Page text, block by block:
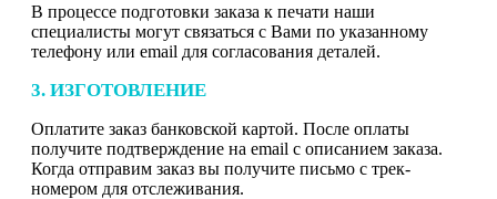
В процессе подготовки заказа к печати наши
специалисты могут связаться с Вами по указанному
телефону или email для согласования деталей.
3. ИЗГОТОВЛЕНИЕ
Оплатите заказ банковской картой. После оплаты
получите подтверждение на email с описанием заказа.
Когда отправим заказ вы получите письмо с трек-
номером для отслеживания.